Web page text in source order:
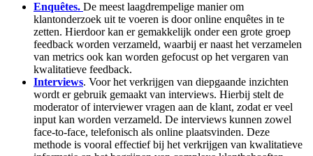
Enquêtes. De meest laagdrempelige manier om
klantonderzoek uit te voeren is door online enquêtes in te
zetten. Hierdoor kan er gemakkelijk onder een grote groep
feedback worden verzameld, waarbij er naast het verzamelen
van metrics ook kan worden gefocust op het vergaren van
kwalitatieve feedback.
Interviews. Voor het verkrijgen van diepgaande inzichten
wordt er gebruik gemaakt van interviews. Hierbij stelt de
moderator of interviewer vragen aan de klant, zodat er veel
input kan worden verzameld. De interviews kunnen zowel
face-to-face, telefonisch als online plaatsvinden. Deze
methode is vooral effectief bij het verkrijgen van kwalitatieve